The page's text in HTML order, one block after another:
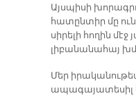
Այսպիսի
հատընտիր մը
սիրելի հողին
լիբանանահայ
Մեր
ապագայատեսիլ